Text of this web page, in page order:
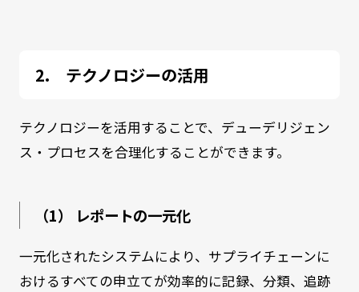
テクノロジーの活用
テクノロジーを活用することで、デューデリジェン
ス・プロセスを合理化することができます。
（1） レポートの一元化
一元化されたシステムにより、サプライチェーンに
おけるすべての申立てが効率的に記録、分類、追跡